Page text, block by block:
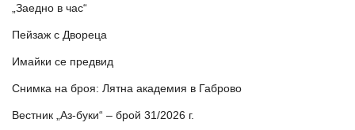
„Заедно в час“
Пейзаж с Двореца
Имайки се предвид
Снимка на броя: Лятна академия в Габрово
Вестник „Аз-буки“ – брой 31/2026 г.